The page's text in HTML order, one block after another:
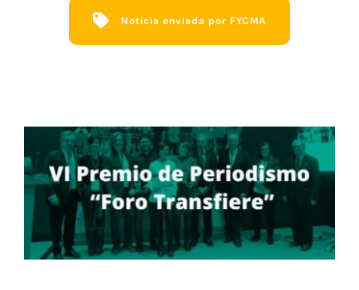
Noticia enviada por FYCMA